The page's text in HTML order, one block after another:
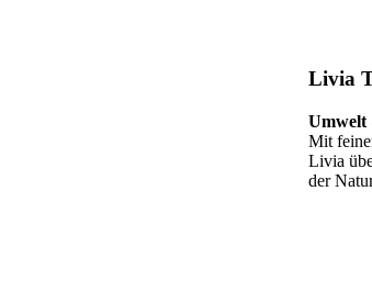
Livia
Mit
Livia
der